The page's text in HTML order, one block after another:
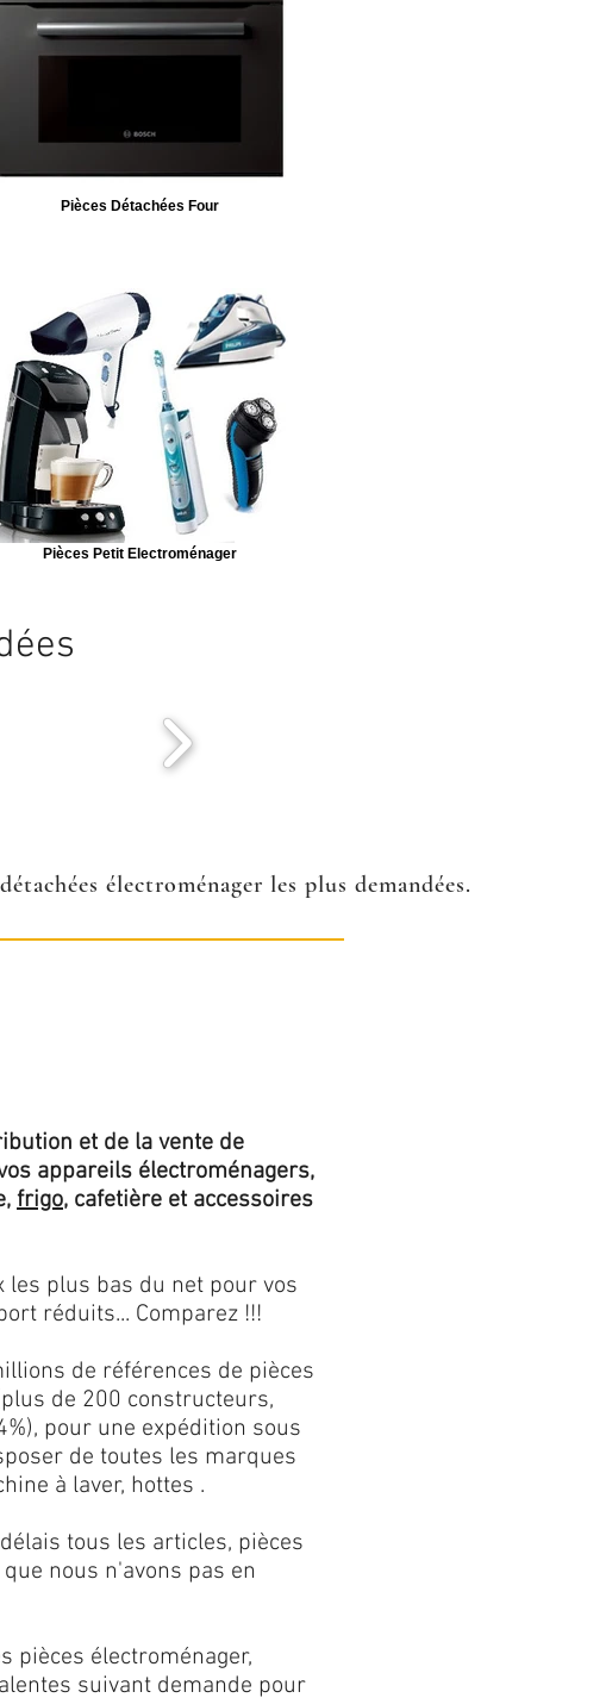
Pièces Détachées Four
Pièces Petit Electroménager
électroménager les plus demandées.
et de la vente de
appareils électroménagers,
frigo, cafetière et accessoires
plus bas du net pour vos
réduits... Comparez !!!
de références de pièces
de 200 constructeurs,
pour une expédition sous
de toutes les marques
à laver, hottes .
tous les articles, pièces
nous n'avons pas en
pièces électroménager,
suivant demande pour